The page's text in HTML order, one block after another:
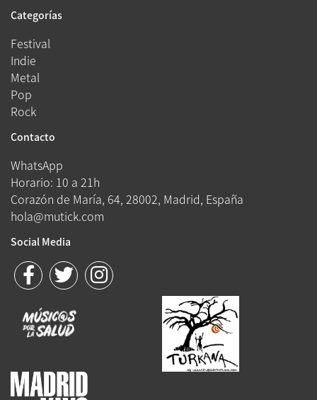
Categorías
Festival
Indie
Metal
Pop
Rock
Contacto
WhatsApp
Horario: 10 a 21h
Corazón de María, 64, 28002, Madrid, España
hola@mutick.com
Social Media